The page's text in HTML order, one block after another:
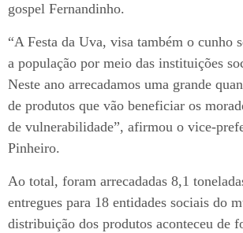
gospel Fernandinho.
“A Festa da Uva, visa também o cunho
a população por meio das instituições
Neste ano arrecadamos uma grande
de produtos que vão beneficiar os
de vulnerabilidade”, afirmou o vice-
Pinheiro.
Ao total, foram arrecadadas 8,1
entregues para 18 entidades sociais do
distribuição dos produtos aconteceu de